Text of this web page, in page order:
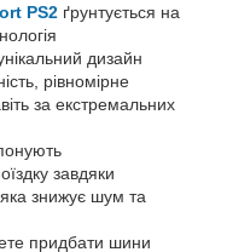
PS2 ґрунтується на
дизайн
рівномірне
за екстремальних
завдяки
яка знижує шум та
придбати шини